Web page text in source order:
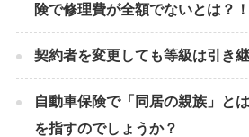
険で修理費が全額でないとは？！
契約者を変更しても等級は引き
自動車保険で「同居の親族」と
を指すのでしょうか？